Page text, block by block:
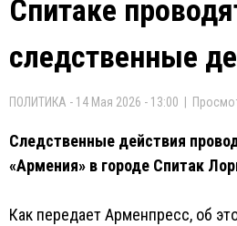
Спитаке
следственные
ПОЛИТИКА - 14 Мая 2026 - 13:00 |
Следственные действия
«Армения» в городе Спитак
Как передает Арменпресс, об